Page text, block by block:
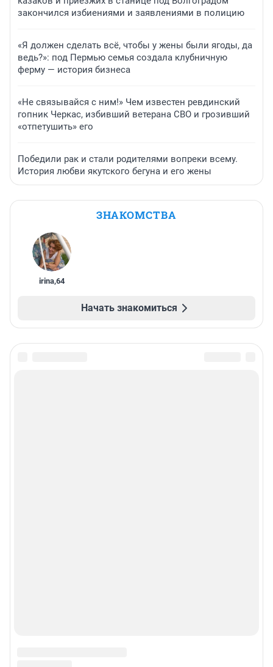
закончился избиениями и заявлениями в полицию
«Я должен сделать всё, чтобы у жены были ягоды, да
ведь?»: под Пермью семья создала клубничную
ферму — история бизнеса
«Не связывайся с ним!» Чем известен ревдинский
гопник Черкас, избивший ветерана СВО и грозивший
«отпетушить» его
Победили рак и стали родителями вопреки всему.
История любви якутского бегуна и его жены
ЗНАКОМСТВА
irina,64
Начать знакомиться